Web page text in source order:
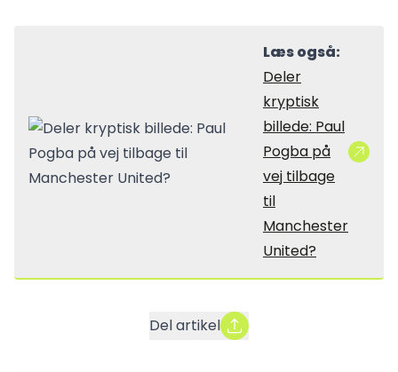
Læs også:
Deler
kryptisk
billede: Paul
Pogba på
vej tilbage
til
Manchester
United?
Del artikel